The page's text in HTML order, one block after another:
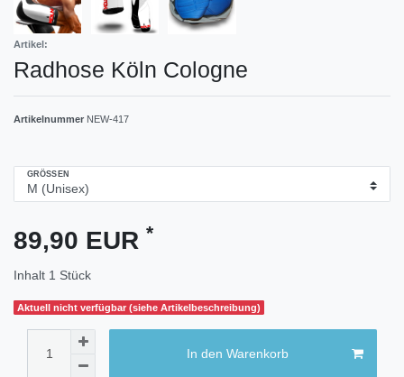
Artikel:
Radhose Köln Cologne
Artikelnummer NEW-417
GRÖSSEN
89,90 EUR *
Inhalt 1 Stück
Aktuell nicht verfügbar (siehe Artikelbeschreibung)
In den Warenkorb